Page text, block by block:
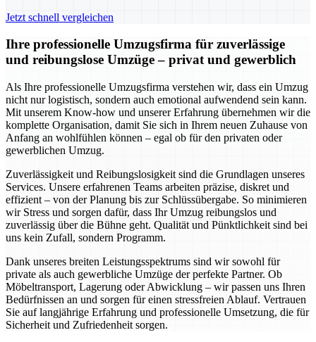
Jetzt schnell vergleichen
Ihre professionelle Umzugsfirma für zuverlässige
und reibungslose Umzüge – privat und gewerblich
Als Ihre professionelle Umzugsfirma verstehen wir, dass ein Umzug
nicht nur logistisch, sondern auch emotional aufwendend sein kann.
Mit unserem Know-how und unserer Erfahrung übernehmen wir die
komplette Organisation, damit Sie sich in Ihrem neuen Zuhause von
Anfang an wohlfühlen können – egal ob für den privaten oder
gewerblichen Umzug.
Zuverlässigkeit und Reibungslosigkeit sind die Grundlagen unseres
Services. Unsere erfahrenen Teams arbeiten präzise, diskret und
effizient – von der Planung bis zur Schlüssübergabe. So minimieren
wir Stress und sorgen dafür, dass Ihr Umzug reibungslos und
zuverlässig über die Bühne geht. Qualität und Pünktlichkeit sind bei
uns kein Zufall, sondern Programm.
Dank unseres breiten Leistungsspektrums sind wir sowohl für
private als auch gewerbliche Umzüge der perfekte Partner. Ob
Möbeltransport, Lagerung oder Abwicklung – wir passen uns Ihren
Bedürfnissen an und sorgen für einen stressfreien Ablauf. Vertrauen
Sie auf langjährige Erfahrung und professionelle Umsetzung, die für
Sicherheit und Zufriedenheit sorgen.